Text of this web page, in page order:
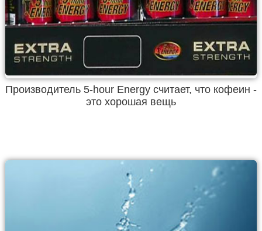
Производитель 5-hour Energy считает, что кофеин -
это хорошая вещь